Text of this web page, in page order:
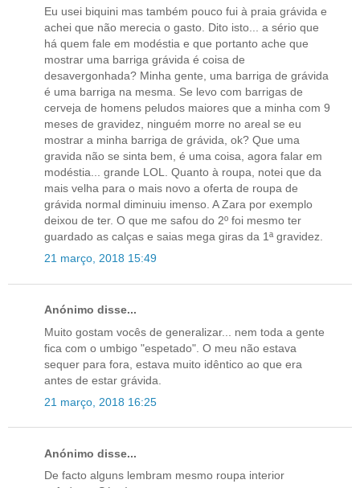
Eu usei biquini mas também pouco fui à praia grávida e
achei que não merecia o gasto. Dito isto... a sério que
há quem fale em modéstia e que portanto ache que
mostrar uma barriga grávida é coisa de
desavergonhada? Minha gente, uma barriga de grávida
é uma barriga na mesma. Se levo com barrigas de
cerveja de homens peludos maiores que a minha com 9
meses de gravidez, ninguém morre no areal se eu
mostrar a minha barriga de grávida, ok? Que uma
gravida não se sinta bem, é uma coisa, agora falar em
modéstia... grande LOL. Quanto à roupa, notei que da
mais velha para o mais novo a oferta de roupa de
grávida normal diminuiu imenso. A Zara por exemplo
deixou de ter. O que me safou do 2º foi mesmo ter
guardado as calças e saias mega giras da 1ª gravidez.
21 março, 2018 15:49
Anónimo disse...
Muito gostam vocês de generalizar... nem toda a gente
fica com o umbigo "espetado". O meu não estava
sequer para fora, estava muito idêntico ao que era
antes de estar grávida.
21 março, 2018 16:25
Anónimo disse...
De facto alguns lembram mesmo roupa interior